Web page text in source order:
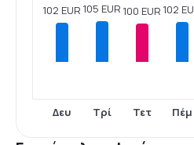
102 EUR
Δευ
105 EUR
Τρί
100 EUR
Τετ
102
Πέμ